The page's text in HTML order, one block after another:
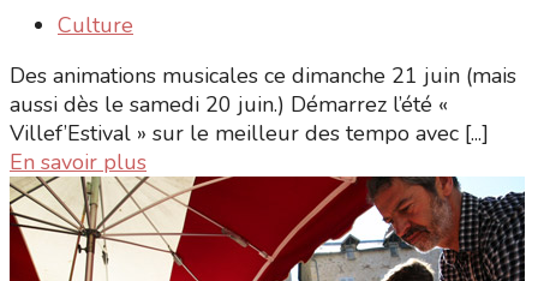
Culture
Des animations musicales ce dimanche 21 juin (mais
aussi dès le samedi 20 juin.) Démarrez l’été «
Villef’Estival » sur le meilleur des tempo avec [...]
En savoir plus